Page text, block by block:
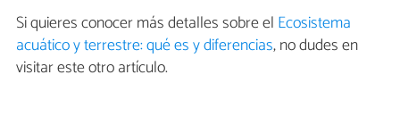
Si quieres conocer más detalles sobre el Ecosistema
acuático y terrestre: qué es y diferencias, no dudes en
visitar este otro artículo.